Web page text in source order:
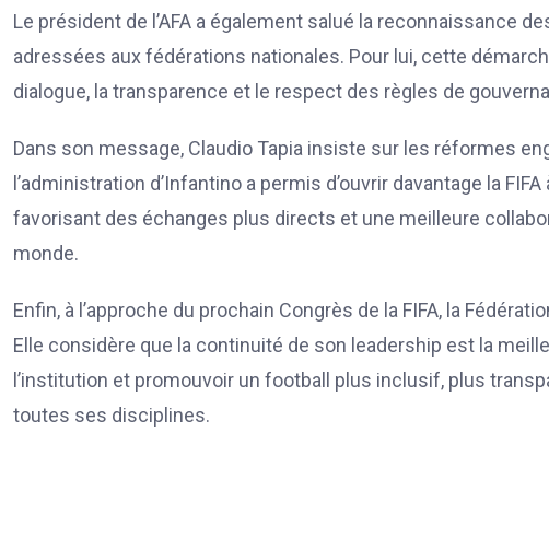
Le président de l’AFA a également salué la reconnaissance
adressées aux fédérations nationales. Pour lui, cette
dialogue, la transparence et le respect des règles de
Dans son message, Claudio Tapia insiste sur les réformes
l’administration d’Infantino a permis d’ouvrir davantage la
favorisant des échanges plus directs et une meilleure
monde.
Enfin, à l’approche du prochain Congrès de la FIFA, la
Elle considère que la continuité de son leadership est la
l’institution et promouvoir un football plus inclusif, plus
toutes ses disciplines.